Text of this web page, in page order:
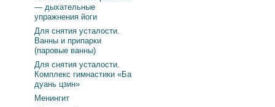
— дыхательные
упражнения йоги
Для снятия усталости.
Ванны и припарки
(паровые ванны)
Для снятия усталости.
Комплекс гимнастики «Ба
дуань цзин»
Менингит